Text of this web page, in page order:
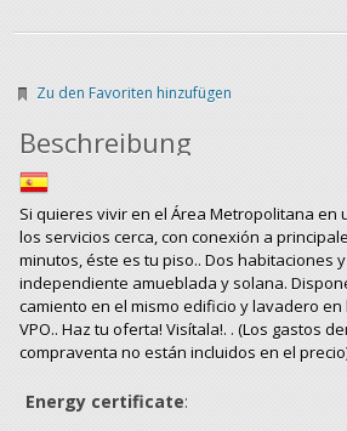
Zu den Favoriten hinzufügen
Beschreibung
Si quieres vivir en el Área Metropolitana en
los servicios cerca, con conexión a
minutos, éste es tu piso.. Dos habitaciones
independiente amueblada y solana.
camiento en el mismo edificio y lavadero
VPO.. Haz tu oferta! Visítala!. . (Los gastos
compraventa no están incluidos en el
Energy certificate: